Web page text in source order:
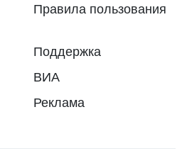
Правила пользования
Поддержка
ВИА
Реклама